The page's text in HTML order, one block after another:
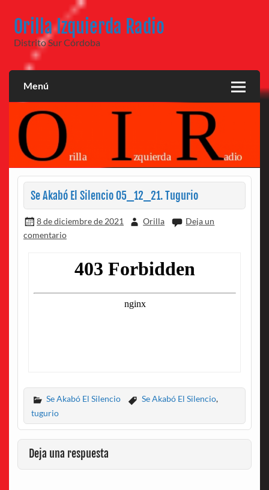
contenido
Orilla Izquierda Radio
Distrito Sur Córdoba
Menú
Se Akabó El Silencio 05_12_21. Tugurio
8 de diciembre de 2021 Orilla
Deja un
comentario
Se Akabó El Silencio Se Akabó El Silencio,
tugurio
Deja una respuesta